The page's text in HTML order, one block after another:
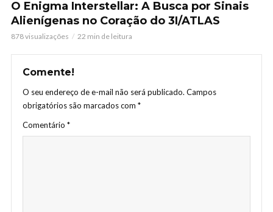
O Enigma Interstellar: A Busca por Sinais
Alienígenas no Coração do 3I/ATLAS
878 visualizações 22 min de leitura
Comente!
O seu endereço de e-mail não será publicado. Campos
obrigatórios são marcados com *
Comentário *